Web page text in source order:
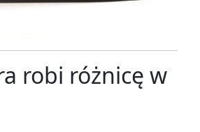
robi różnicę w